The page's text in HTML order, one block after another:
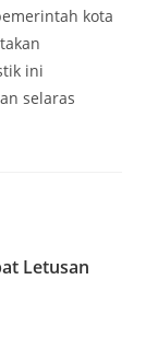
kota
ini
selaras
Letusan